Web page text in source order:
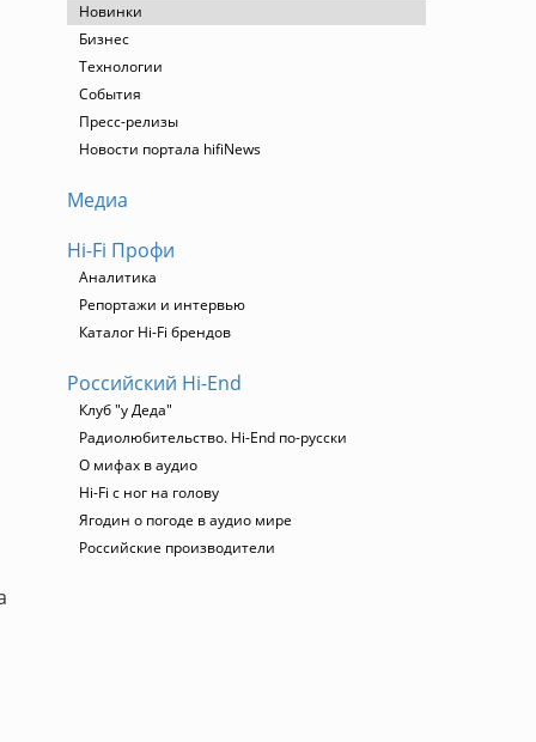
Новинки
Бизнес
Технологии
События
Пресс-релизы
Новости портала hifiNews
Медиа
Hi-Fi Профи
Аналитика
Репортажи и интервью
Каталог Hi-Fi брендов
Российский Hi-End
Клуб "у Деда"
Радиолюбительство. Hi-End по-русски
О мифах в аудио
Hi-Fi с ног на голову
Ягодин о погоде в аудио мире
Российские производители